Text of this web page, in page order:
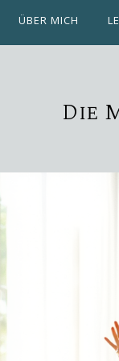
ÜBER MICH
Die